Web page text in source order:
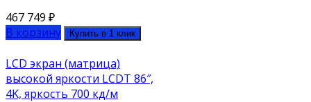
467 749 ₽
В корзину
Купить в 1 клик
LCD экран (матрица)
высокой яркости LCDT 86″,
4K, яркость 700 кд/м